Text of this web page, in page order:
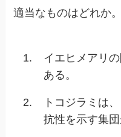
適当なものはどれか。
1.
イエヒメアリ
ある。
2.
トコジラミは
抗性を示す集